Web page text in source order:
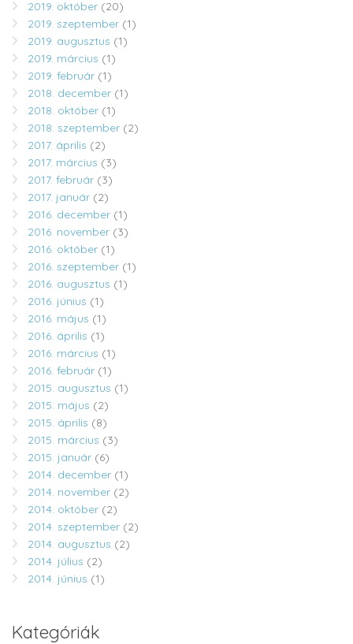
2019. október (20)
2019. szeptember (1)
2019. augusztus (1)
2019. március (1)
2019. február (1)
2018. december (1)
2018. október (1)
2018. szeptember (2)
2017. április (2)
2017. március (3)
2017. február (3)
2017. január (2)
2016. december (1)
2016. november (3)
2016. október (1)
2016. szeptember (1)
2016. augusztus (1)
2016. június (1)
2016. május (1)
2016. április (1)
2016. március (1)
2016. február (1)
2015. augusztus (1)
2015. május (2)
2015. április (8)
2015. március (3)
2015. január (6)
2014. december (1)
2014. november (2)
2014. október (2)
2014. szeptember (2)
2014. augusztus (2)
2014. július (2)
2014. június (1)
Kategóriák